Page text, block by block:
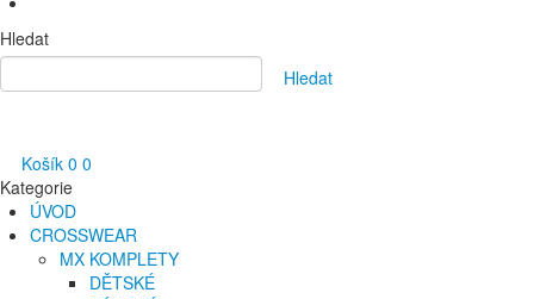
Hledat
Hledat
Košík 0 0
Kategorie
ÚVOD
CROSSWEAR
MX KOMPLETY
DĚTSKÉ